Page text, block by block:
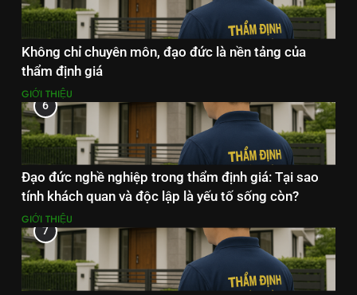
Không chỉ chuyên môn, đạo đức là nền tảng của
thẩm định giá
GIỚI THIỆU
6
Đạo đức nghề nghiệp trong thẩm định giá: Tại sao
tính khách quan và độc lập là yếu tố sống còn?
GIỚI THIỆU
7